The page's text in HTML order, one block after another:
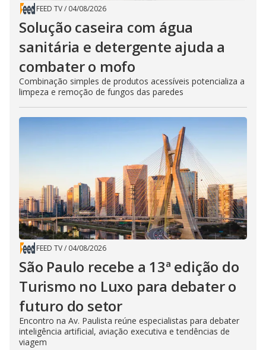
FEED TV/ 04/08/2026
Solução caseira com água
sanitária e detergente ajuda a
combater o mofo
Combinação simples de produtos acessíveis potencializa a
limpeza e remoção de fungos das paredes
FEED TV/ 04/08/2026
São Paulo recebe a 13ª edição do
Turismo no Luxo para debater o
futuro do setor
Encontro na Av. Paulista reúne especialistas para debater
inteligência artificial, aviação executiva e tendências de
viagem